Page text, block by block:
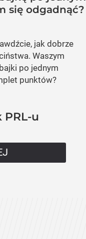
się odgadnąć?
jak dobrze
Waszym
po jednym
punktów?
PRL-u